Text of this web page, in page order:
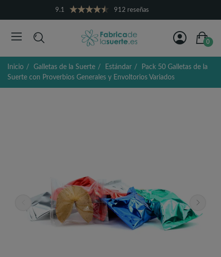
9.1 912 reseñas
0
Inicio Galletas de la Suerte Estándar
Pack 50 Galletas de la
Suerte con Proverbios Generales y Envoltorios Variados